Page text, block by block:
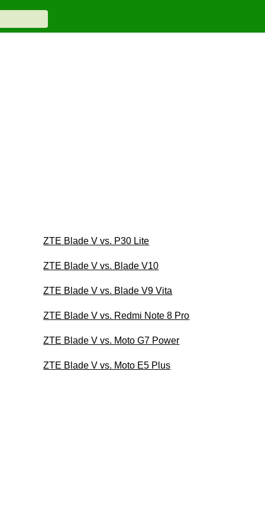
ZTE Blade V vs. P30 Lite
ZTE Blade V vs. Blade V10
ZTE Blade V vs. Blade V9 Vita
ZTE Blade V vs. Redmi Note 8 Pro
ZTE Blade V vs. Moto G7 Power
ZTE Blade V vs. Moto E5 Plus